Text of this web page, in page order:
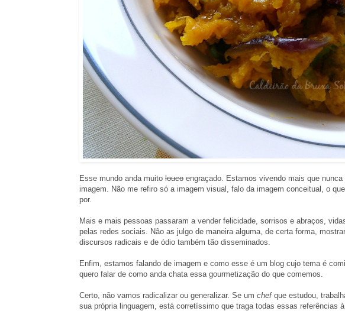
Esse mundo anda muito louco engraçado. Estamos vivendo mais que
imagem. Não me refiro só a imagem visual, falo da imagem conceitual, o
por.
Mais e mais pessoas passaram a vender felicidade, sorrisos e abraços,
pelas redes sociais. Não as julgo de maneira alguma, de certa forma,
discursos radicais e de ódio também tão disseminados.
Enfim, estamos falando de imagem e como esse é um blog cujo tema é
quero falar de como anda chata essa gourmetização do que comemos.
Certo, não vamos radicalizar ou generalizar. Se um chefque estudou,
sua própria linguagem, está corretíssimo que traga todas essas referências